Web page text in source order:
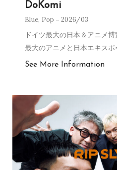
DoKomi
Blue, Pop 2026/03
ドイツ最大の日本＆アニメ
最大のアニメと日本エキスポ
See More Information